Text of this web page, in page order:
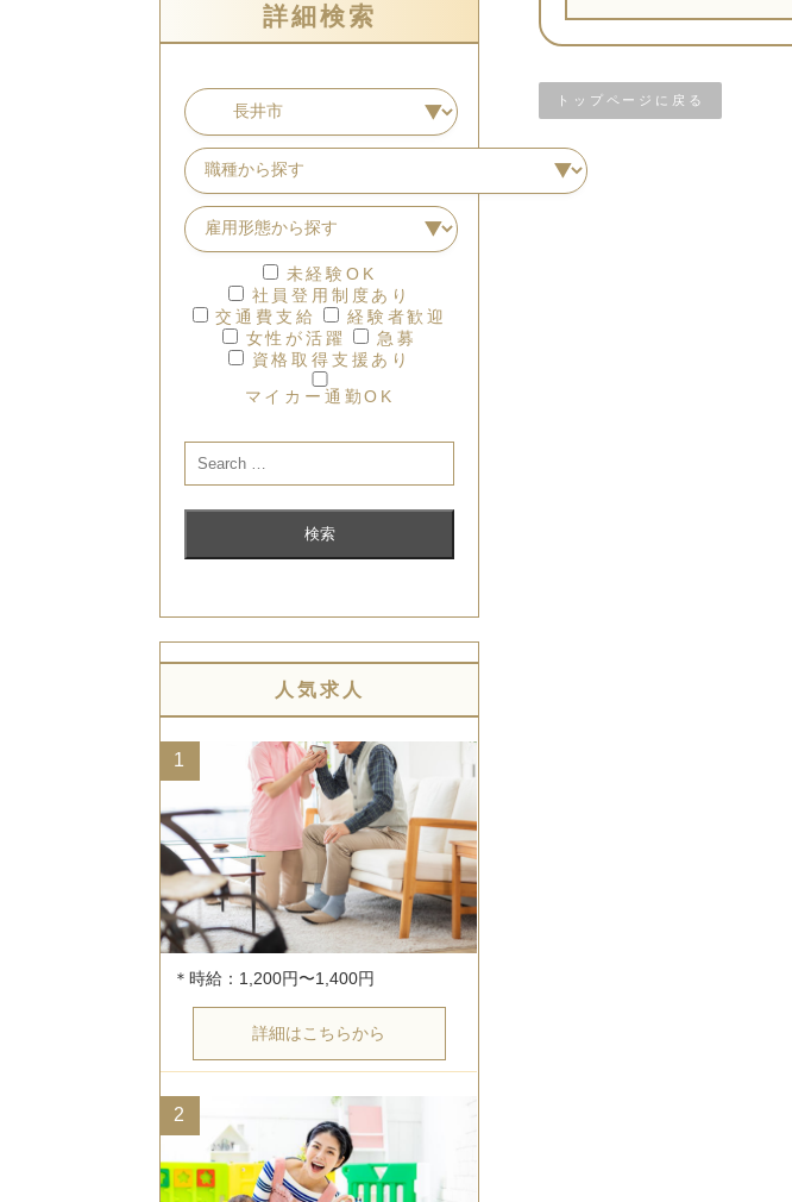
詳細検索
未経験OK
社員登用制度あり
交通費支給
経験者歓迎
女性が活躍
急募
資格取得支援あり
マイカー通勤OK
人気求人
1
詳細はこちらから
2
トップページに戻る